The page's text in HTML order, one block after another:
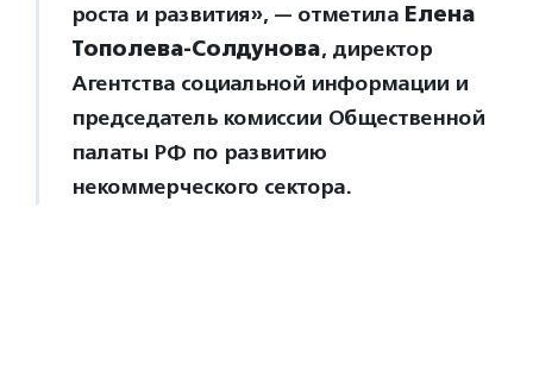
роста и развития», — отметила Елена
Тополева-Солдунова, директор
Агентства социальной информации и
председатель комиссии Общественной
палаты РФ по развитию
некоммерческого сектора.